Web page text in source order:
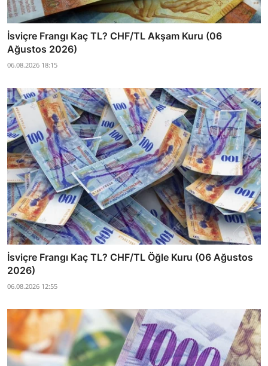
İsviçre Frangı Kaç TL? CHF/TL Akşam Kuru (06
Ağustos 2026)
06.08.2026 18:15
İsviçre Frangı Kaç TL? CHF/TL Öğle Kuru (06 Ağustos
2026)
06.08.2026 12:55